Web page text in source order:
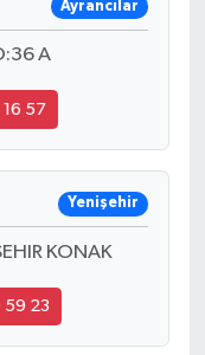
Ayrancılar
A
57
Yenişehir
KONAK
59 23